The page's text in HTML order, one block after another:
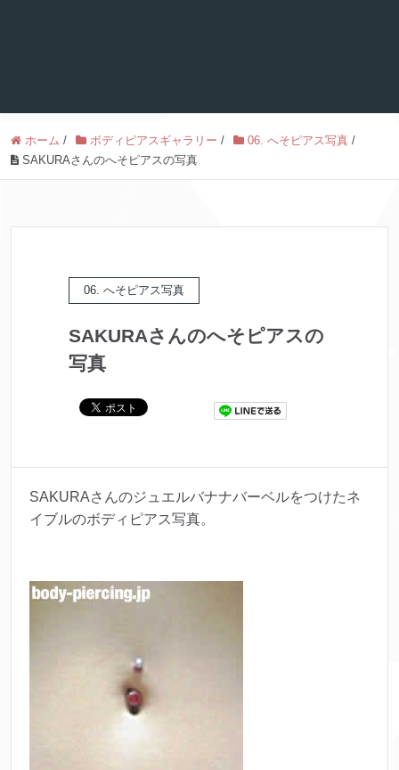
ホーム / ボディピアスギャラリー / 06. へそピアス写真 /
SAKURAさんのへそピアスの写真
06. へそピアス写真
SAKURAさんのへそピアスの
写真
SAKURAさんのジュエルバナナバーベルをつけたネ
イブルのボディピアス写真。